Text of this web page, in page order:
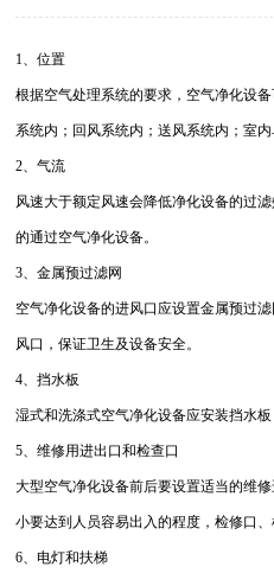
1、位置
根据空气处理系统的要求，空气净化设
系统内；回风系统内；送风系统内；室内
2、气流
风速大于额定风速会降低净化设备的过
的通过空气净化设备。
3、金属预过滤网
空气净化设备的进风口应设置金属预过
风口，保证卫生及设备安全。
4、挡水板
湿式和洗涤式空气净化设备应安装挡水
5、维修用进出口和检查口
大型空气净化设备前后要设置适当的维
小要达到人员容易出入的程度，检修口、
6、电灯和扶梯